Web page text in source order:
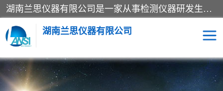
湖南兰思仪器有限公司是一家从事检测仪器研发生产销售和维修保养服务的综合型企业，产品符合国际标准可按需定制专业售前售后工程师，主要有门窗性能体验箱、门窗隔音展示箱、恒温恒湿试验箱、步入式恒温恒湿房、高低温试验箱、老化试验箱、老化试验房、恒温恒湿培养箱、水泥标准养护试验箱、电热鼓风干燥试验箱、真空干燥箱、工业烤箱、盐雾腐蚀试验箱等。
湖南兰思仪器有限公司
老化房 恒温恒湿试验箱